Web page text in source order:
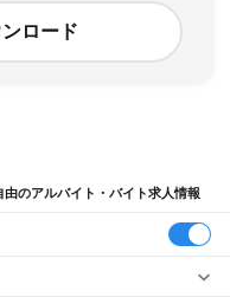
ロード
のアルバイト・バイト求人情報